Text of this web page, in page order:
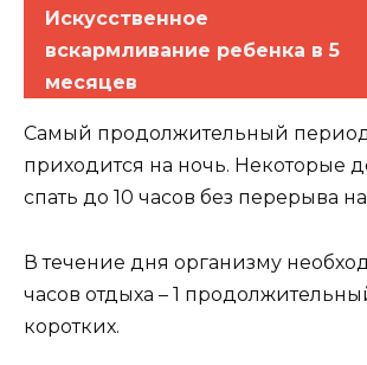
Искусственное
вскармливание ребенка в 5
месяцев
Самый продолжительный
приходится на ночь. Некоторые
спать до 10 часов без перерыва
В течение дня организму
часов отдыха – 1
коротких.